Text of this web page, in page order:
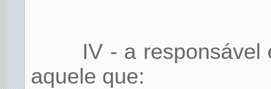
IV - a responsável
aquele que: